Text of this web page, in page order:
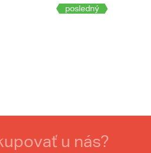
posledný
u nás?